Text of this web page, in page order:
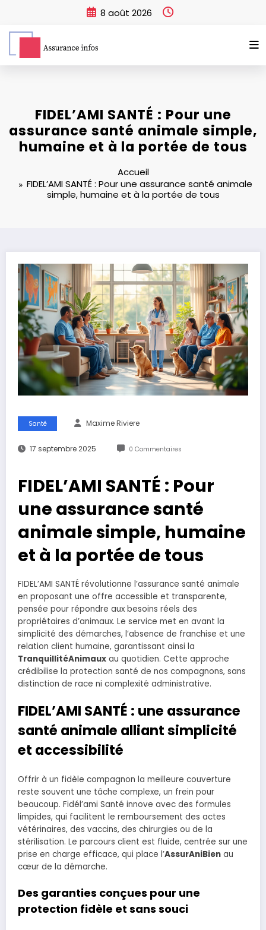
8 août 2026
FIDEL’AMI SANTÉ : Pour une
assurance santé animale simple,
humaine et à la portée de tous
Accueil
FIDEL’AMI SANTÉ : Pour une assurance santé animale
simple, humaine et à la portée de tous
Santé Maxime Riviere
17 septembre 2025 0 Commentaires
FIDEL’AMI SANTÉ : Pour
une assurance santé
animale simple, humaine
et à la portée de tous
FIDEL’AMI SANTÉ révolutionne l’assurance santé animale
en proposant une offre accessible et transparente,
pensée pour répondre aux besoins réels des
propriétaires d’animaux. Le service met en avant la
simplicité des démarches, l’absence de franchise et une
relation client humaine, garantissant ainsi la
TranquillitéAnimaux au quotidien. Cette approche
crédibilise la protection santé de nos compagnons, sans
distinction de race ni complexité administrative.
FIDEL’AMI SANTÉ : une assurance
santé animale alliant simplicité
et accessibilité
Offrir à un fidèle compagnon la meilleure couverture
reste souvent une tâche complexe, un frein pour
beaucoup. Fidél’ami Santé innove avec des formules
limpides, qui facilitent le remboursement des actes
vétérinaires, des vaccins, des chirurgies ou de la
stérilisation. Le parcours client est fluide, centrée sur une
prise en charge efficace, qui place l’AssurAniBien au
cœur de la démarche.
Des garanties conçues pour une
protection fidèle et sans souci